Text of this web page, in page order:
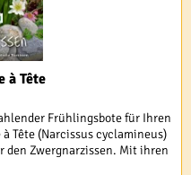
à Tête
Frühlingsbote für Ihren
Tête (Narcissus cyclamineus)
den Zwergnarzissen. Mit ihren